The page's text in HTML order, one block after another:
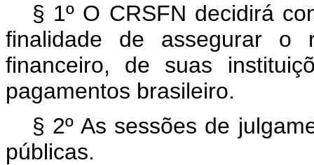
§ 1º O CRSFN decidirá
finalidade de assegurar o
financeiro, de suas
pagamentos brasileiro.
§ 2º As sessões de
públicas.